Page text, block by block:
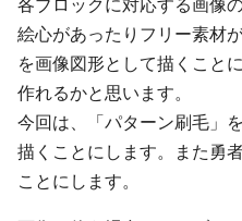
絵心があったりフリー素材
を画像図形として描くこと
作れるかと思います。
今回は、「パターン刷毛」
描くことにします。また勇
ことにします。